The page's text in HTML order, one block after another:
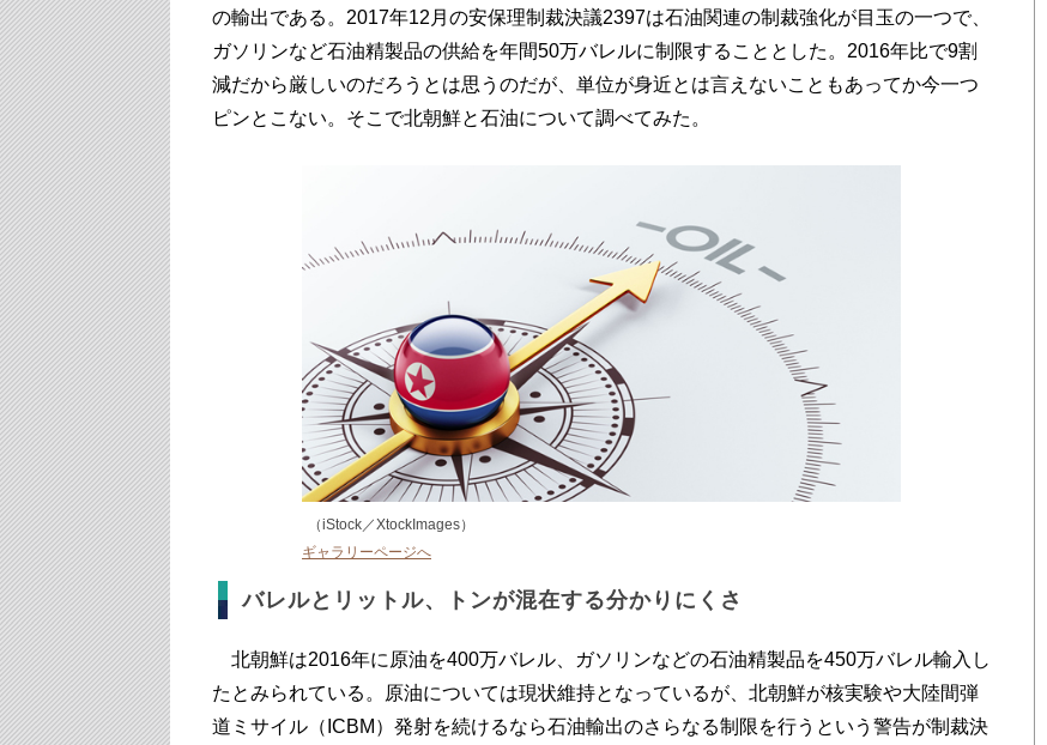
の輸出である。2017年12月の安保理制裁決議2397は石油関連の制裁強化が目玉の一つで、
ガソリンなど石油精製品の供給を年間50万バレルに制限することとした。2016年比で9割
減だから厳しいのだろうとは思うのだが、単位が身近とは言えないこともあってか今一つ
ピンとこない。そこで北朝鮮と石油について調べてみた。
（iStock／XtockImages）
ギャラリーページへ
バレルとリットル、トンが混在する分かりにくさ
北朝鮮は2016年に原油を400万バレル、ガソリンなどの石油精製品を450万バレル輸入し
たとみられている。原油については現状維持となっているが、北朝鮮が核実験や大陸間弾
道ミサイル（ICBM）発射を続けるなら石油輸出のさらなる制限を行うという警告が制裁決